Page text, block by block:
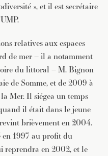
», et il est secrétaire
relatives aux espaces
de mer – il a notamment
du littoral – M. Bignon
de Somme, et de 2009 à
Mer. Il siégea un temps
il était dans le jeune
brièvement en 2004.
en 1997 au profit du
reprendra en 2002, et le